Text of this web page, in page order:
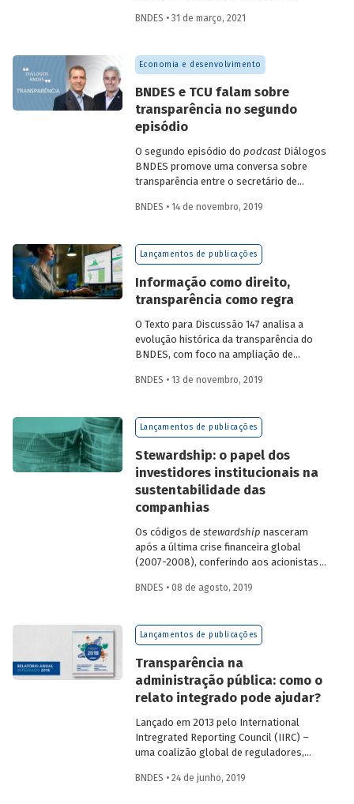
dos anos. Para avaliar a trajetória dessas
análise comparativa de indicadores
financeiros do BNDES e de bancos de
2015 e 2019, publicado na Revista do
BNDES 54, compara BDs do Brasil e de
outros quatro países a partir de seus
rentabilidade e eficiência em custos.
BNDES • 31 de março, 2021
Economia e desenvolvimento
BNDES e TCU falam sobre
transparência no segundo
episódio
O segundo episódio do podcastDiálogos
BNDES promove uma conversa sobre
transparência entre o secretário de
indireta do Tribunal de Contas da União
do BNDES Maurício Neves, que é um dos
autores do estudoA experiência do
operações, publicado no Texto para
Discussão 147
BNDES • 14 de novembro, 2019
Lançamentos de publicações
Informação como direito,
transparência como regra
O Texto para Discussão 147 analisa a
evolução histórica da transparência do
BNDES, com foco na ampliação de
instituição. IntituladoA experiência do
operações, o estudo avalia como
mudanças ocorridas nos últimos anos, a
Informação (LAI) e da crescente demanda
dos órgãos de controle e da sociedade
por mais informações, impulsionaram a
evolução das ações de transparência
BNDES • 13 de novembro, 2019
Lançamentos de publicações
Stewardship: o papel dos
investidores institucionais na
sustentabilidade das
companhias
Os códigos de stewardship nasceram
após a última crise financeira global
(2007-2008), conferindo aos acionistas
corporativa das companhias investidas.
interação contínua entre investidores e
administradores das companhias,
corporativas até o gerenciamento de
riscos. Isso significa que tanto
investidores quanto administradores têm
sustentabilidade de longo prazo das
companhias.
BNDES • 08 de agosto, 2019
Lançamentos de publicações
Transparência na
administração pública: como o
relato integrado pode ajudar?
Lançado em 2013 pelo International
Intregrated Reporting Council (IIRC) –
uma coalizão global de reguladores,
normatização, entidades contábeis e
BNDES • 24 de junho, 2019